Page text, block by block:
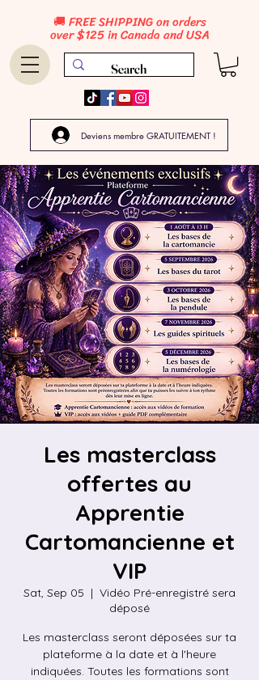
🚚 FREE SHIPPING on orders
over $125 in Canada and USA
Deviens membre GRATUITEMENT !
Les masterclass
offertes au
Apprentie
Cartomancienne et
VIP
Sat, Sep 05
  |
Vidéo Pré-enregistré sera
déposé
Les masterclass seront déposées sur ta
plateforme à la date et à l'heure
indiquées. Toutes les formations sont